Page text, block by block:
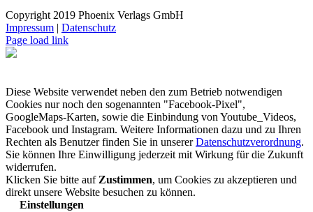
Copyright 2019 Phoenix Verlags GmbH
Impressum | Datenschutz
Page load link
Diese Website verwendet neben den zum Betrieb notwendigen
Cookies nur noch den sogenannten "Facebook-Pixel",
GoogleMaps-Karten, sowie die Einbindung von Youtube_Videos,
Facebook und Instagram. Weitere Informationen dazu und zu Ihren
Rechten als Benutzer finden Sie in unsererDatenschutzverordnung.
Sie können Ihre Einwilligung jederzeit mit Wirkung für die Zukunft
widerrufen.
Klicken Sie bitte auf Zustimmen, um Cookies zu akzeptieren und
direkt unsere Website besuchen zu können.
Einstellungen